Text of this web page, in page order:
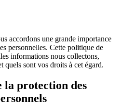
accordons une grande importance
personnelles. Cette politique de
informations nous collectons,
quels sont vos droits à cet égard.
la protection des